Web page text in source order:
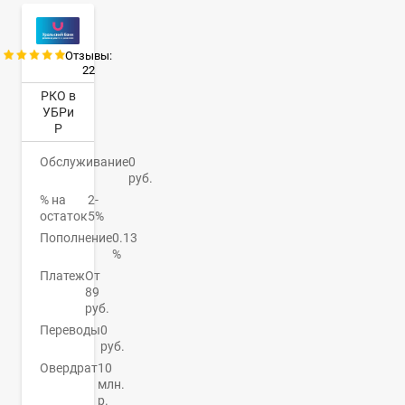
Отзывы:
22
РКО в
УБРи
Р
Обслуживание0
руб.
% на
остаток
2-
5%
Пополнение0.13
%
ПлатежОт
89
руб.
Переводы0
руб.
Овердрат10
млн.
р.